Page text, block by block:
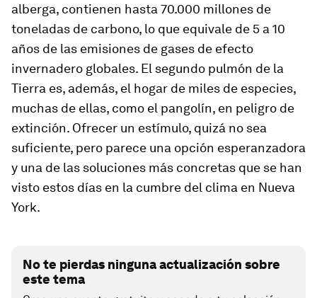
alberga, contienen hasta 70.000 millones de
toneladas de carbono, lo que equivale de 5 a 10
años de las emisiones de gases de efecto
invernadero globales. El segundo pulmón de la
Tierra es, además, el hogar de miles de especies,
muchas de ellas, como el pangolín, en peligro de
extinción. Ofrecer un estímulo, quizá no sea
suficiente, pero parece una opción esperanzadora
y una de las soluciones más concretas que se han
visto estos días en la cumbre del clima en Nueva
York.
No te pierdas ninguna actualización sobre
este tema